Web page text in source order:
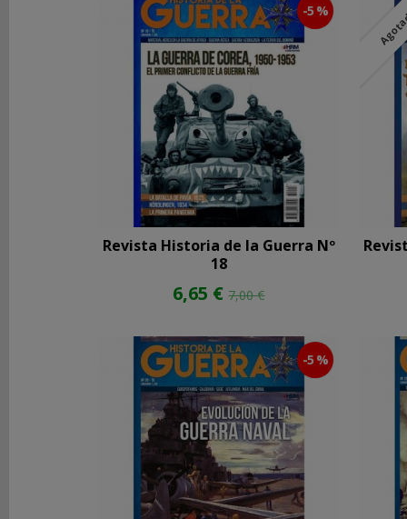
BÚSQUEDA
Marcas
-5 %
Revista Historia de la Guerra Nº
18
6,65 €7,00 €
-5 %